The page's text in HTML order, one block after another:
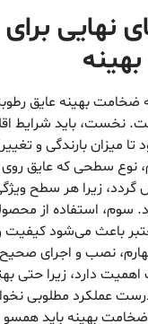
نهایی
ضخامت بهینه عایق
نخست، باید شرایط
میزان بارندگی و
نوع سطحی که عایق روی
زیرا هر سطح
سوم، استفاده از
باعث می‌شود کیفیت
نصب و اجرای صحیح
دارد، زیرا حتی
عملکرد مطلوبی
بهینه باید همسو